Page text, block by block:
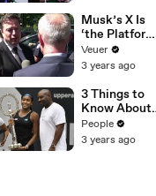
Trump
Musk’s X Is
‘the Platform
With the
Largest Ratio
Misinformatio
n or
Disinformatio
n’ Amongst
All Social
Veuer
3 years ago
3 Things to
Know About
Coco Gauff's
Parents
People
3 years ago